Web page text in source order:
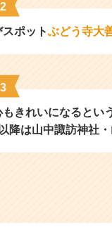
ポットぶどう寺大
きれいになるとい
降は山中諏訪神社・